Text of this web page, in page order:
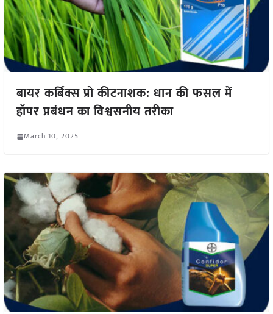
बायर कर्बिक्स प्रो कीटनाशक: धान की फसल में
हॉपर प्रबंधन का विश्वसनीय तरीका
March 10, 2025